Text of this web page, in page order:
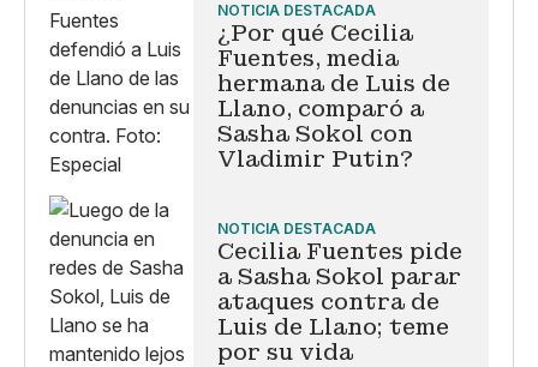
NOTICIA DESTACADA
¿Por qué Cecilia
Fuentes, media
hermana de Luis de
Llano, comparó a
Sasha Sokol con
Vladimir Putin?
NOTICIA DESTACADA
Cecilia Fuentes pide
a Sasha Sokol parar
ataques contra de
Luis de Llano; teme
por su vida